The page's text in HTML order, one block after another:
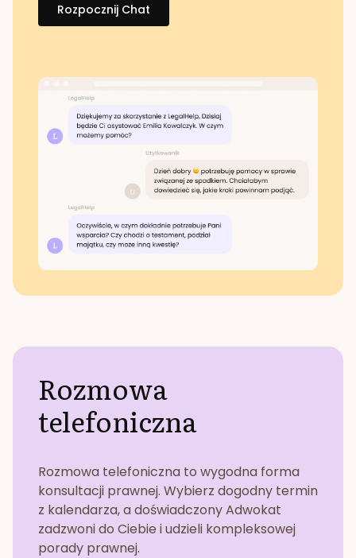
Rozpocznij Chat
Rozmowa
telefoniczna
Rozmowa telefoniczna to wygodna forma
konsultacji prawnej. Wybierz dogodny termin
z kalendarza, a doświadczony Adwokat
zadzwoni do Ciebie i udzieli kompleksowej
porady prawnej.